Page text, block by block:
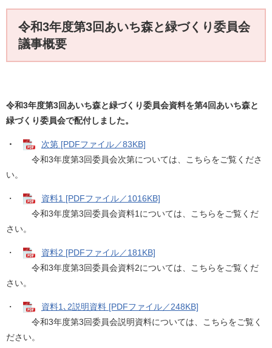
令和3年度第3回あいち森と緑づくり委員会
議事概要
令和3年度第3回あいち森と緑づくり委員会資料を第4回あいち森と
緑づくり委員会で配付しました。
・
次第 [PDFファイル／83KB]
令和3年度第3回委員会次第については、こちらをご覧くださ
い。
・
資料1 [PDFファイル／1016KB]
令和3年度第3回委員会資料1については、こちらをご覧くだ
さい。
・
資料2 [PDFファイル／181KB]
令和3年度第3回委員会資料2については、こちらをご覧くだ
さい。
・
資料1､2説明資料 [PDFファイル／248KB]
令和3年度第3回委員会説明資料については、こちらをご覧く
ださい。